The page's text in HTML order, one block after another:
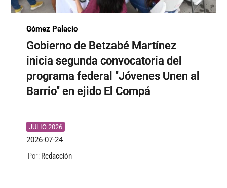
Gómez Palacio
Gobierno de Betzabé Martínez
inicia segunda convocatoria del
programa federal "Jóvenes Unen al
Barrio" en ejido El Compá
JULIO 2026
2026-07-24
Por: Redacción